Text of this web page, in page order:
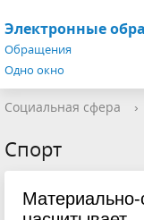
Электронные
Обращения
Одно окно
Социальная сфера ›
Спорт